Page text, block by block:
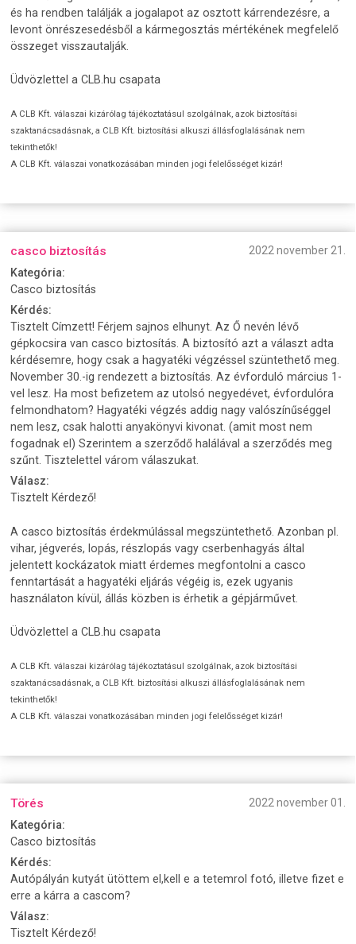
és ha rendben találják a jogalapot az osztott kárrendezésre, a
levont önrészesedésből a kármegosztás mértékének megfelelő
összeget visszautalják.
Üdvözlettel a CLB.hu csapata
A CLB Kft. válaszai kizárólag tájékoztatásul szolgálnak, azok biztosítási
szaktanácsadásnak, a CLB Kft. biztosítási alkuszi állásfoglalásának nem
tekinthetők!
A CLB Kft. válaszai vonatkozásában minden jogi felelősséget kizár!
casco biztosítás
2022 november 21.
Kategória:
Casco biztosítás
Kérdés:
Tisztelt Címzett! Férjem sajnos elhunyt. Az Ő nevén lévő
gépkocsira van casco biztosítás. A biztosító azt a választ adta
kérdésemre, hogy csak a hagyatéki végzéssel szüntethető meg.
November 30.-ig rendezett a biztosítás. Az évforduló március 1-
vel lesz. Ha most befizetem az utolsó negyedévet, évfordulóra
felmondhatom? Hagyatéki végzés addig nagy valószínűséggel
nem lesz, csak halotti anyakönyvi kivonat. (amit most nem
fogadnak el) Szerintem a szerződő halálával a szerződés meg
szűnt. Tisztelettel várom válaszukat.
Válasz:
Tisztelt Kérdező!
A casco biztosítás érdekmúlással megszüntethető. Azonban pl.
vihar, jégverés, lopás, részlopás vagy cserbenhagyás által
jelentett kockázatok miatt érdemes megfontolni a casco
fenntartását a hagyatéki eljárás végéig is, ezek ugyanis
használaton kívül, állás közben is érhetik a gépjárművet.
Üdvözlettel a CLB.hu csapata
A CLB Kft. válaszai kizárólag tájékoztatásul szolgálnak, azok biztosítási
szaktanácsadásnak, a CLB Kft. biztosítási alkuszi állásfoglalásának nem
tekinthetők!
A CLB Kft. válaszai vonatkozásában minden jogi felelősséget kizár!
Törés
2022 november 01.
Kategória:
Casco biztosítás
Kérdés:
Autópályán kutyát ütöttem el,kell e a tetemrol fotó, illetve fizet e
erre a kárra a cascom?
Válasz:
Tisztelt Kérdező!